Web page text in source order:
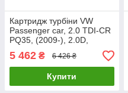
Картридж турбіни VW
Passenger car, 2.0 TDI-CR
PQ35, (2009-), 2.0D,
54409700007
5 462 ₴ 6 426 ₴
Купити